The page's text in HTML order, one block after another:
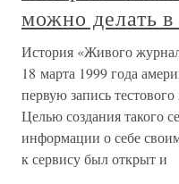
можно делать
История «Живого
18 марта 1999 года
первую запись
Целью создания такого
информации о себе
к сервису был открыт и